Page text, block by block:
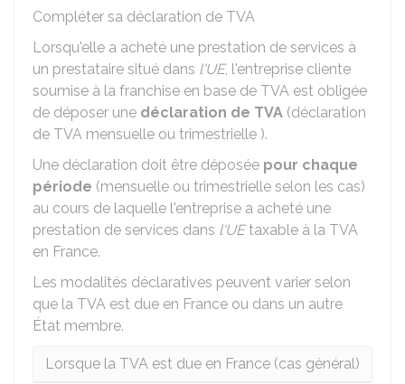
Compléter sa déclaration de TVA
Lorsqu'elle a acheté une prestation de services à
un prestataire situé dans l'UE, l'entreprise cliente
soumise à la franchise en base de TVA est obligée
de déposer une déclaration de TVA (déclaration
de TVA mensuelle ou trimestrielle ).
Une déclaration doit être déposée pour chaque
période (mensuelle ou trimestrielle selon les cas)
au cours de laquelle l'entreprise a acheté une
prestation de services dans l'UEtaxable à la TVA
en France.
Les modalités déclaratives peuvent varier selon
que la TVA est due en France ou dans un autre
État membre.
Lorsque la TVA est due en France (cas général)